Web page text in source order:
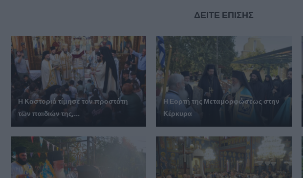
ΔΕΙΤΕ ΕΠΙΣΗΣ
Η Καστοριά τίμησε τον προστάτη
των παιδιών της,...
Η Εορτή της Μεταμορφώσεως στην
Κέρκυρα